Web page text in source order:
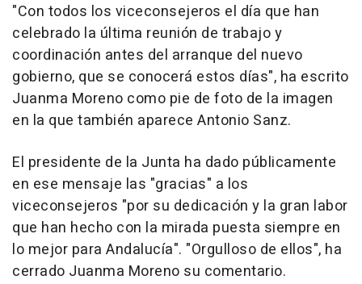
"Con todos los viceconsejeros el día que han
celebrado la última reunión de trabajo y
coordinación antes del arranque del nuevo
gobierno, que se conocerá estos días", ha escrito
Juanma Moreno como pie de foto de la imagen
en la que también aparece Antonio Sanz.
El presidente de la Junta ha dado públicamente
en ese mensaje las "gracias" a los
viceconsejeros "por su dedicación y la gran labor
que han hecho con la mirada puesta siempre en
lo mejor para Andalucía". "Orgulloso de ellos", ha
cerrado Juanma Moreno su comentario.